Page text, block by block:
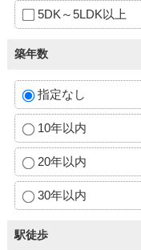
5DK～5LDK以上
築年数
指定なし
10年以内
20年以内
30年以内
駅徒歩